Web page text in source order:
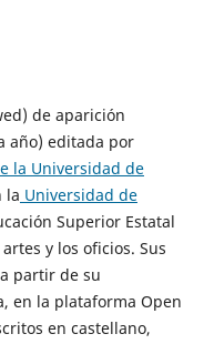
de aparición
año) editada por
la Universidad de
la Universidad de
Superior Estatal
y los oficios. Sus
partir de su
en la plataforma Open
en castellano,